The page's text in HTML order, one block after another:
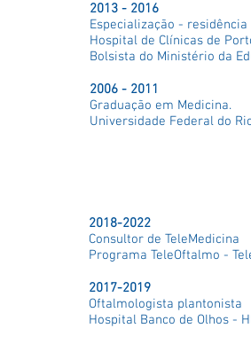
2013 - 2016
Especialização -
Hospital de Clínicas de
Bolsista do Ministério da
2006 - 2011
Graduação em Medicina.
Universidade Federal do
2018-2022
Consultor de TeleMedicina
Programa TeleOftalmo -
2017-2019
Oftalmologista plantonista
Hospital Banco de Olhos -